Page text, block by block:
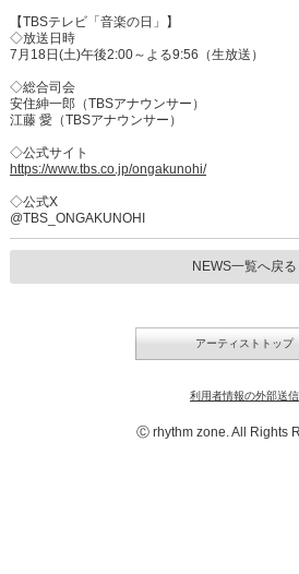
【TBSテレビ「音楽の日」】
◇放送日時
7月18日(土)午後2:00～よる9:56（生放送）
◇総合司会
安住紳一郎（TBSアナウンサー）
江藤 愛（TBSアナウンサー）
◇公式サイト
https://www.tbs.co.jp/ongakunohi/
◇公式X
@TBS_ONGAKUNOHI
NEWS一覧へ戻る
アーティストトップ
利用者情報の外部送信
Ⓒ rhythm zone. All Rights